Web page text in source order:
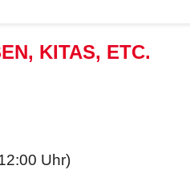
KITAS, ETC.
Uhr)